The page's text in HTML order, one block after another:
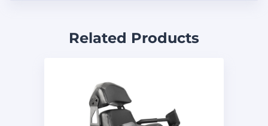
Related Products